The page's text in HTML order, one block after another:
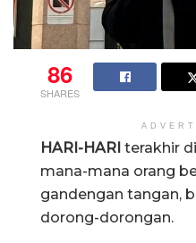
86
SHARES
HARI-HARI terakhir
mana-mana orang
gandengan tangan,
dorong-dorongan.